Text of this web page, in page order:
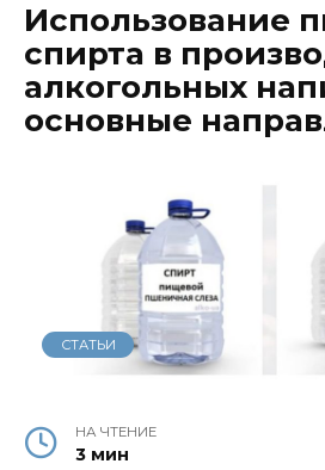
Использование
спирта в
алкогольных
основные
СТАТЬИ
НА ЧТЕНИЕ
3 мин